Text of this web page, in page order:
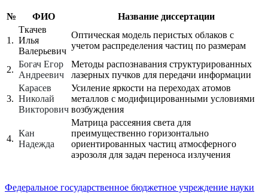
№ ФИО Название диссертации
1.
Ткачев
Илья
Валерьевич
Оптическая модель перистых облаков с
учетом распределения частиц по размерам
2.
Богач Егор
Андреевич
Методы распознавания структурированных
лазерных пучков для передачи информации
3.
Карасев
Николай
Викторович
Усиление яркости на переходах атомов
металлов с модифицированными условиями
возбуждения
4.
Кан
Надежда
Матрица рассеяния света для
преимущественно горизонтально
ориентированных частиц атмосферного
аэрозоля для задач переноса излучения
Федеральное государственное бюджетное учреждение науки